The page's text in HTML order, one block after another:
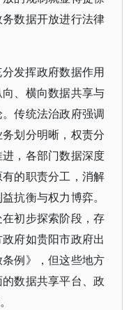
数据开放进行法律
发挥政府数据作用
、横向数据共享与
传统法治政府强调
划分明晰，权责分
，各部门数据深度
的职责分工，消解
抗衡与权力博弈。
初步探索阶段，存
府如贵阳市政府出
例》，但这些地方
数据共享平台、政